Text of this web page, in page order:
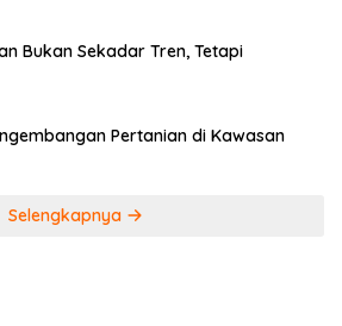
Bukan Sekadar Tren, Tetapi
Pertanian di Kawasan
Selengkapnya